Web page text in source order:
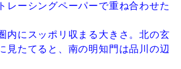
レーシングペーパーで重ね合わせた
内にスッポリ収まる大きさ。北の玄
見たてると、南の明知門は品川の辺